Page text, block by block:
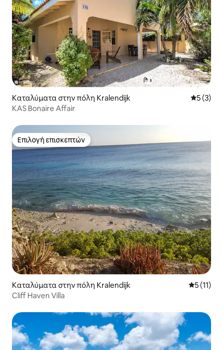
Καταλύματα στην πόλη Kralendijk Μέση
5 (3)
KAS Bonaire Affair
Επιλογή επισκεπτών
Επιλογή επισκεπτών
Καταλύματα στην πόλη Kralendijk Μέση
5 (11)
Cliff Haven Villa